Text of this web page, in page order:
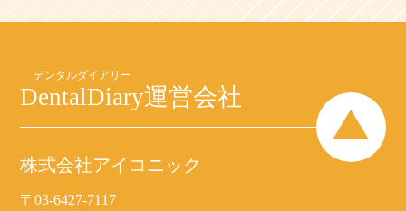
DentalDiary運営会社
株式会社アイコニック
〒03-6427-7117